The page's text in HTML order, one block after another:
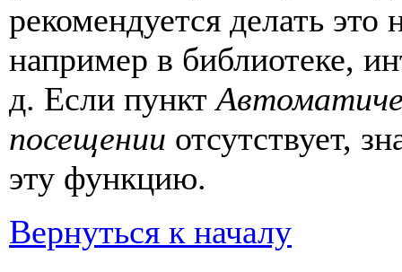
рекомендуется делать
например в библиотеке,
д. Если пункт
посещении отсутствует,
эту функцию.
Вернуться к началу